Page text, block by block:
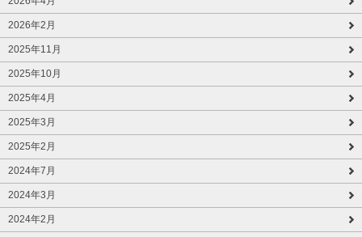
2026年2月
2025年11月
2025年10月
2025年4月
2025年3月
2025年2月
2024年7月
2024年3月
2024年2月